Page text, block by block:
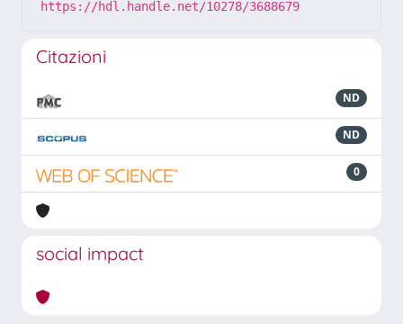
https://hdl.handle.net/10278/3688679
Citazioni
ND
ND
0
social impact